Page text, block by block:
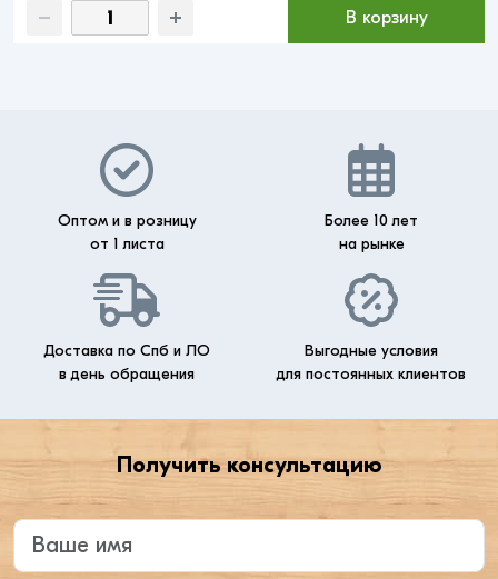
В корзину
Оптом и в розницу
от 1 листа
Более 10 лет
на рынке
Доставка по Спб и ЛО
в день обращения
Выгодные условия
для постоянных клиентов
Получить консультацию
Введите ваше имя